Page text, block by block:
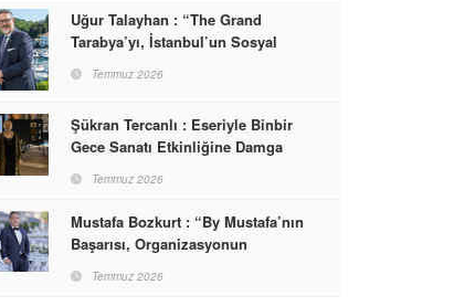
Uğur Talayhan : “The Grand
Tarabya’yı, İstanbul’un Sosyal
Destinasyon Haline Getirmeyi
Temmuz 2026
Şükran Tercanlı : Eseriyle Binbir
Gece Sanatı Etkinliğine Damga
Temmuz 2026
Mustafa Bozkurt : “By Mustafa’nın
Başarısı, Organizasyonun
Gördüğümüz Mutluluktur”
Temmuz 2026